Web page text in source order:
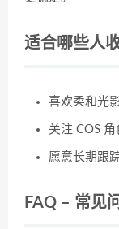
适合哪些人
喜欢柔和光
关注 COS
愿意长期跟
FAQ – 常见